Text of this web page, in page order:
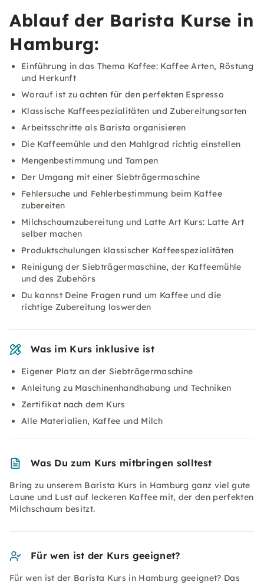
Ablauf der Barista Kurse in
Hamburg:
Einführung in das Thema Kaffee: Kaffee Arten, Röstung
und Herkunft
Worauf ist zu achten für den perfekten Espresso
Klassische Kaffeespezialitäten und Zubereitungsarten
Arbeitsschritte als Barista organisieren
Die Kaffeemühle und den Mahlgrad richtig einstellen
Mengenbestimmung und Tampen
Der Umgang mit einer Siebträgermaschine
Fehlersuche und Fehlerbestimmung beim Kaffee
zubereiten
Milchschaumzubereitung und Latte Art Kurs: Latte Art
selber machen
Produktschulungen klassischer Kaffeespezialitäten
Reinigung der Siebträgermaschine, der Kaffeemühle
und des Zubehörs
Du kannst Deine Fragen rund um Kaffee und die
richtige Zubereitung loswerden
Was im Kurs inklusive ist
Eigener Platz an der Siebträgermaschine
Anleitung zu Maschinenhandhabung und Techniken
Zertifikat nach dem Kurs
Alle Materialien, Kaffee und Milch
Was Du zum Kurs mitbringen solltest
Bring zu unserem Barista Kurs in Hamburg ganz viel gute
Laune und Lust auf leckeren Kaffee mit, der den perfekten
Milchschaum besitzt.
Für wen ist der Kurs geeignet?
Für wen ist der Barista Kurs in Hamburg geeignet? Das